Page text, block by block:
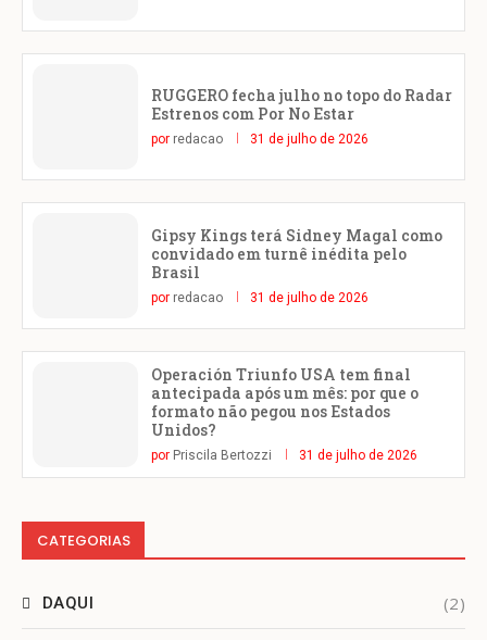
RUGGERO fecha julho no topo do Radar
Estrenos com Por No Estar
por redacao 31 de julho de 2026
Gipsy Kings terá Sidney Magal como
convidado em turnê inédita pelo
Brasil
por redacao 31 de julho de 2026
Operación Triunfo USA tem final
antecipada após um mês: por que o
formato não pegou nos Estados
Unidos?
por Priscila Bertozzi 31 de julho de 2026
CATEGORIAS
DAQUI (2)